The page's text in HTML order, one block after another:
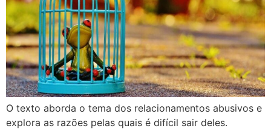
O texto aborda o tema dos relacionamentos abusivos e
explora as razões pelas quais é difícil sair deles.